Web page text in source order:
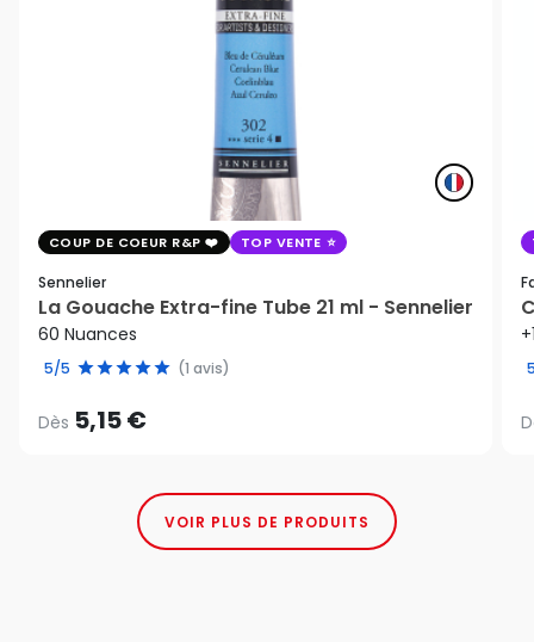
COUP DE COEUR R&P TOP VENTE
Sennelier
La Gouache Extra-fine Tube 21 ml - Sennelier
60 Nuances
5/5 (1 avis)
Dès 5,15 €
VOIR PLUS DE PRODUITS